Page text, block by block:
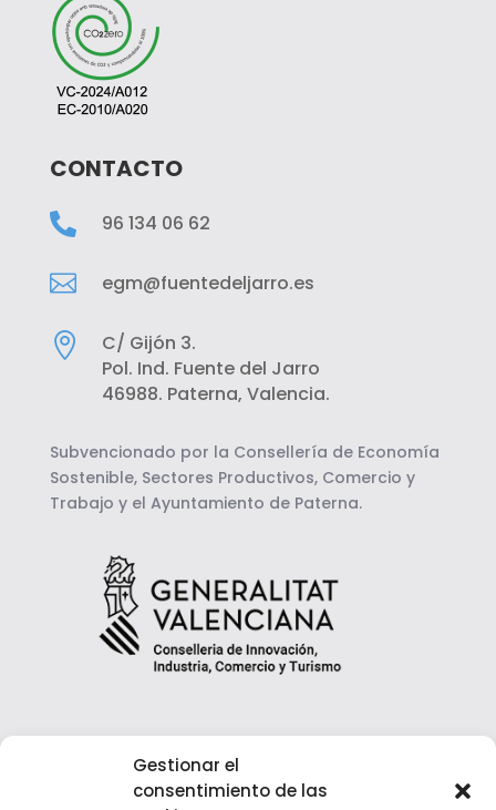
Gestionar el
consentimiento de las
CONTACTO
 96 134 06 62
 egm@fuentedeljarro.es

C/ Gijón 3.
Pol. Ind. Fuente del Jarro
46988. Paterna, Valencia.
Subvencionado por la Consellería de Economía
Sostenible, Sectores Productivos, Comercio y
Trabajo y el Ayuntamiento de Paterna.